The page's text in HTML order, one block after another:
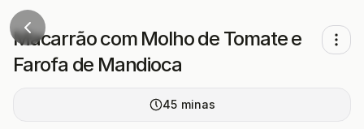
Macarrão com Molho de Tomate e
Farofa de Mandioca
45 minas